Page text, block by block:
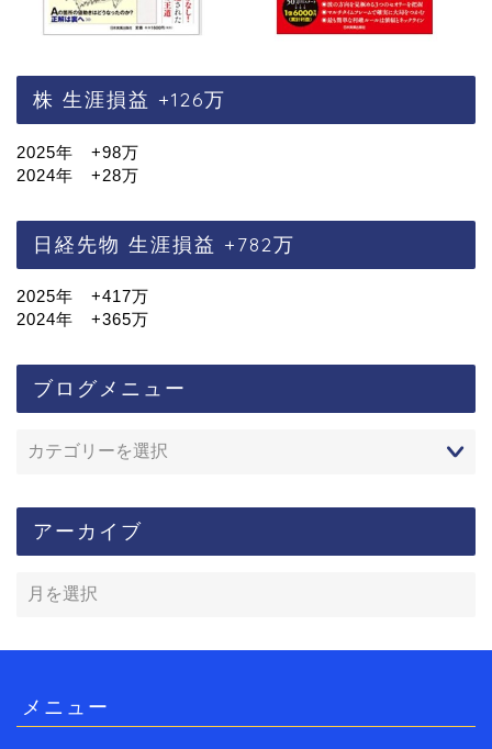
株 生涯損益 +126万
2025年 +98万
2024年 +28万
日経先物 生涯損益 +782万
2025年 +417万
2024年 +365万
ブログメニュー
アーカイブ
メニュー